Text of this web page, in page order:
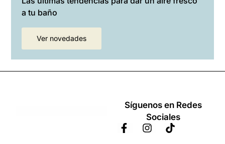
a tu baño
Ver novedades
Síguenos en Redes
Sociales